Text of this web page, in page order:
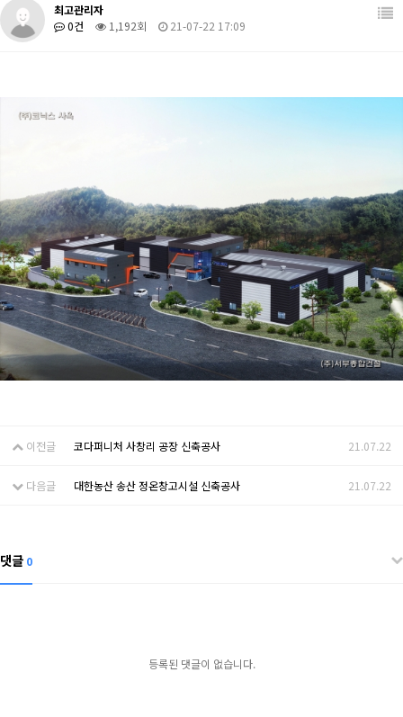
최고관리자
0건
1,192회 21-07-22 17:09
이전글 코다퍼니처 사창리 공장 신축공사 21.07.22
다음글 대한농산 송산 정온창고시설 신축공사 21.07.22
댓글 0
등록된 댓글이 없습니다.